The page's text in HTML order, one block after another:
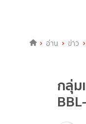
อ่าน ข่าว
กลุ่ม